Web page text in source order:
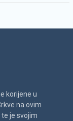
korijene u
na ovim
je svojim